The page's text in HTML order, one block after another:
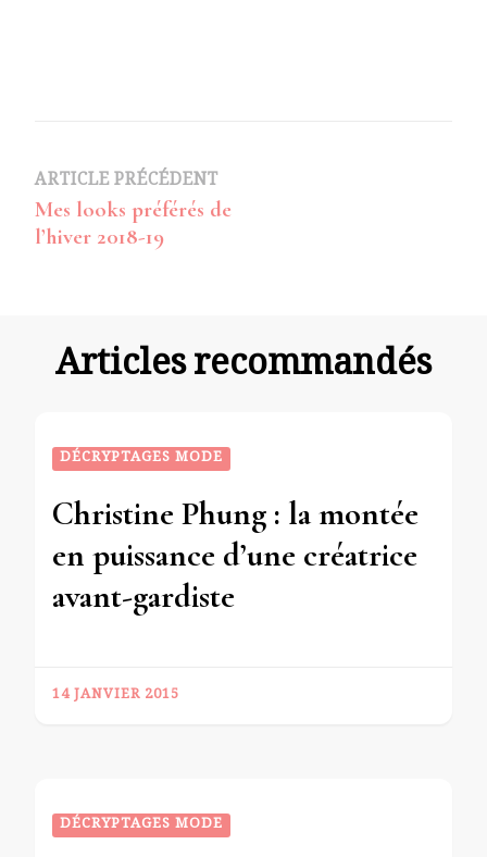
Navigation
d’article
ARTICLE PRÉCÉDENT
Mes looks préférés de
l’hiver 2018-19
Articles recommandés
DÉCRYPTAGES MODE
Christine Phung : la montée
en puissance d’une créatrice
avant-gardiste
14 JANVIER 2015
DÉCRYPTAGES MODE